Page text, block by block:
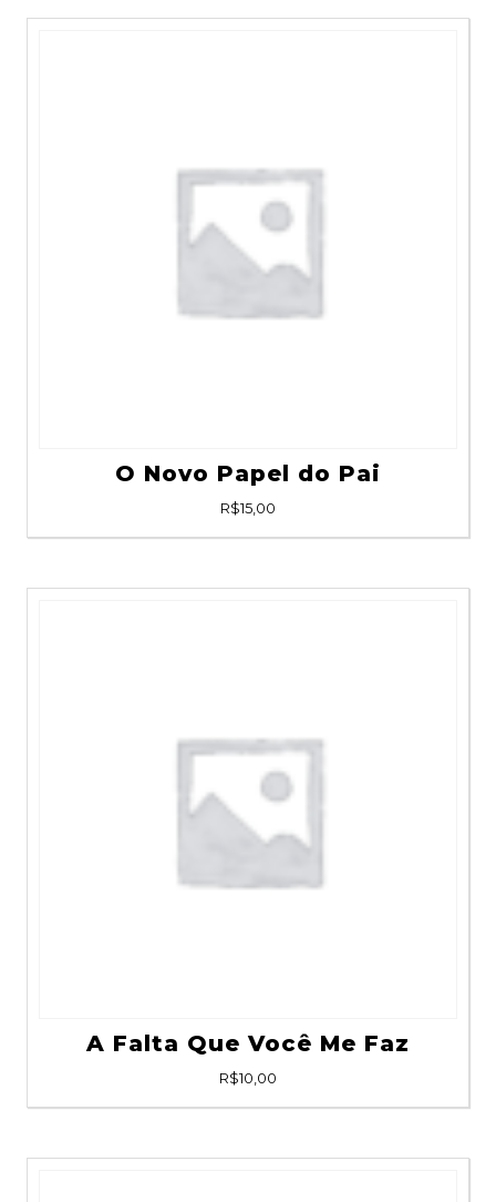
O Novo Papel do Pai
R$15,00
A Falta Que Você Me Faz
R$10,00